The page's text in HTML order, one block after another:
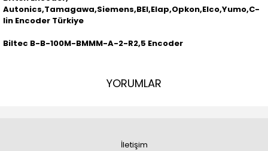
Autonics,Tamagawa,Siemens,BEI,Elap,Opkon,Elco,Yumo,C-
lin Encoder Türkiye
Biltec B-B-100M-BMMM-A-2-R2,5 Encoder
YORUMLAR
İletişim